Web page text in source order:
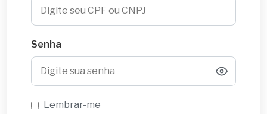
Senha
Lembrar-me